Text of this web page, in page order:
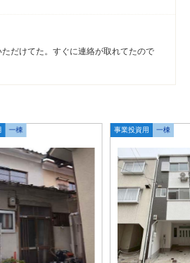
だけてた。すぐに連絡が取れてたので
一棟 事業投資用 一棟